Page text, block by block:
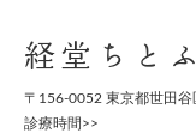
経堂ちと
〒156-0052 東京都世田谷
診療時間>>